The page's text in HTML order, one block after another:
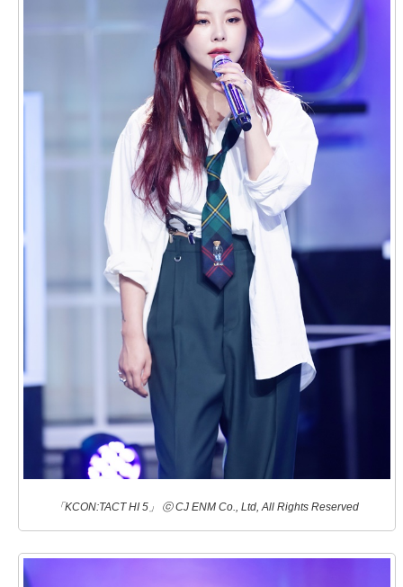
「KCON:TACT HI 5」 ⓒ CJ ENM Co., Ltd, All Rights Reserved